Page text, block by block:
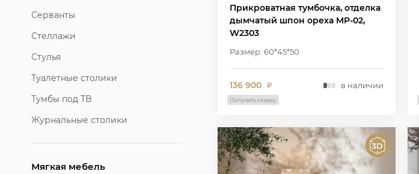
Серванты
Стеллажи
Стулья
Туалетные столики
Тумбы под ТВ
Журнальные столики
Мягкая мебель
Прикроватная тумбочка, отделка
дымчатый шпон ореха MP-02,
W2303
Размер: 60*45*50
136 900 ₽ в наличии
Получить скидку